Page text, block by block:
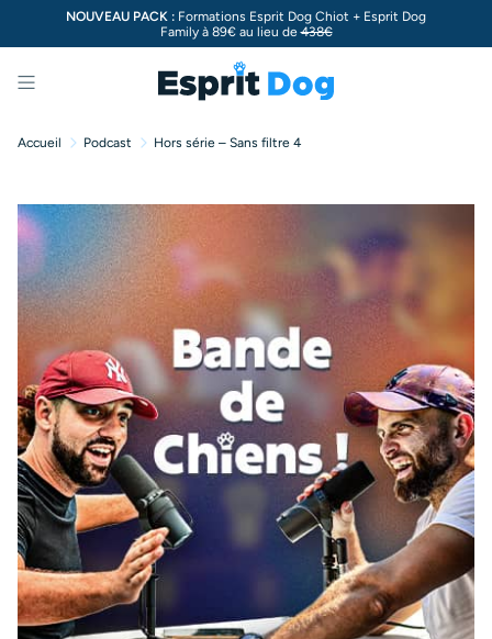
NOUVEAU PACK : Formations Esprit Dog Chiot + Esprit Dog
Family à 89€ au lieu de438€
Menu
Accueil Podcast Hors série – Sans filtre 4